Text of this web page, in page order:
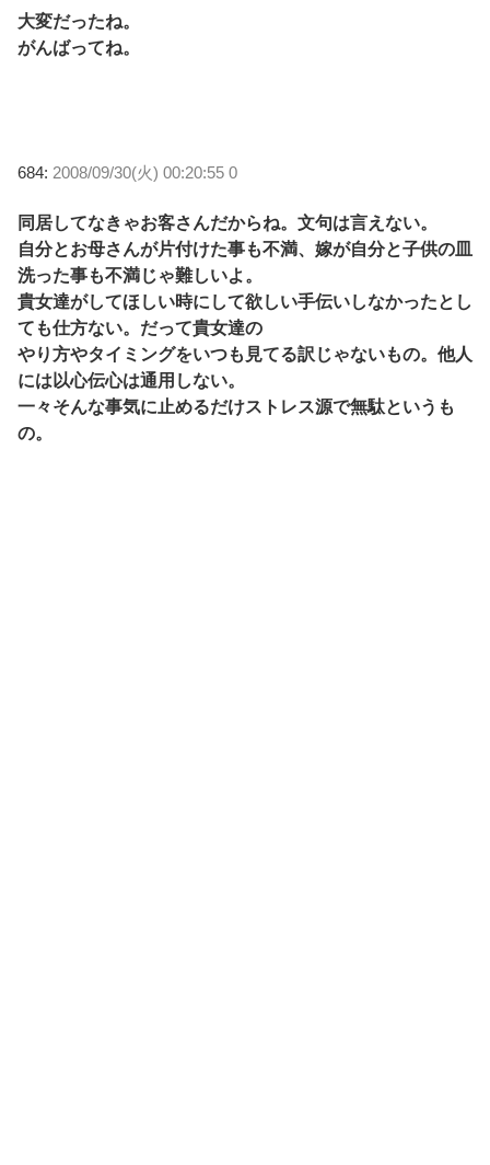
大変だったね。
がんばってね。
684: 2008/09/30(火) 00:20:55 0
同居してなきゃお客さんだからね。文句は言えない。
自分とお母さんが片付けた事も不満、嫁が自分と子供の皿
洗った事も不満じゃ難しいよ。
貴女達がしてほしい時にして欲しい手伝いしなかったとし
ても仕方ない。だって貴女達の
やり方やタイミングをいつも見てる訳じゃないもの。他人
には以心伝心は通用しない。
一々そんな事気に止めるだけストレス源で無駄というも
の。